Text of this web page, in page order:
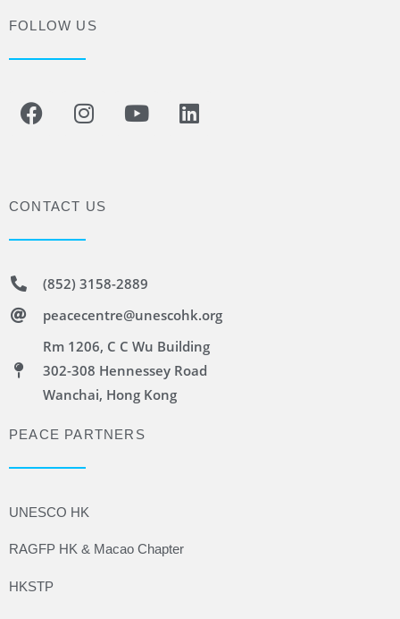
FOLLOW US
CONTACT US
(852) 3158-2889
peacecentre@unescohk.org
Rm 1206, C C Wu Building
302-308 Hennessey Road
Wanchai, Hong Kong
PEACE PARTNERS
UNESCO HK
RAGFP HK & Macao Chapter
HKSTP